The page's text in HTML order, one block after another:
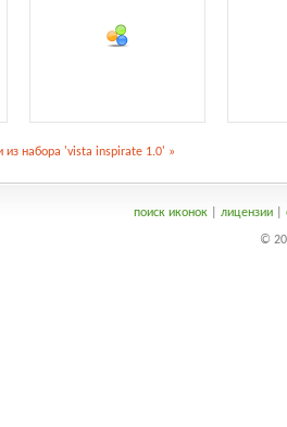
из набора 'vista inspirate 1.0' »
поиск иконок| лицензии|
©